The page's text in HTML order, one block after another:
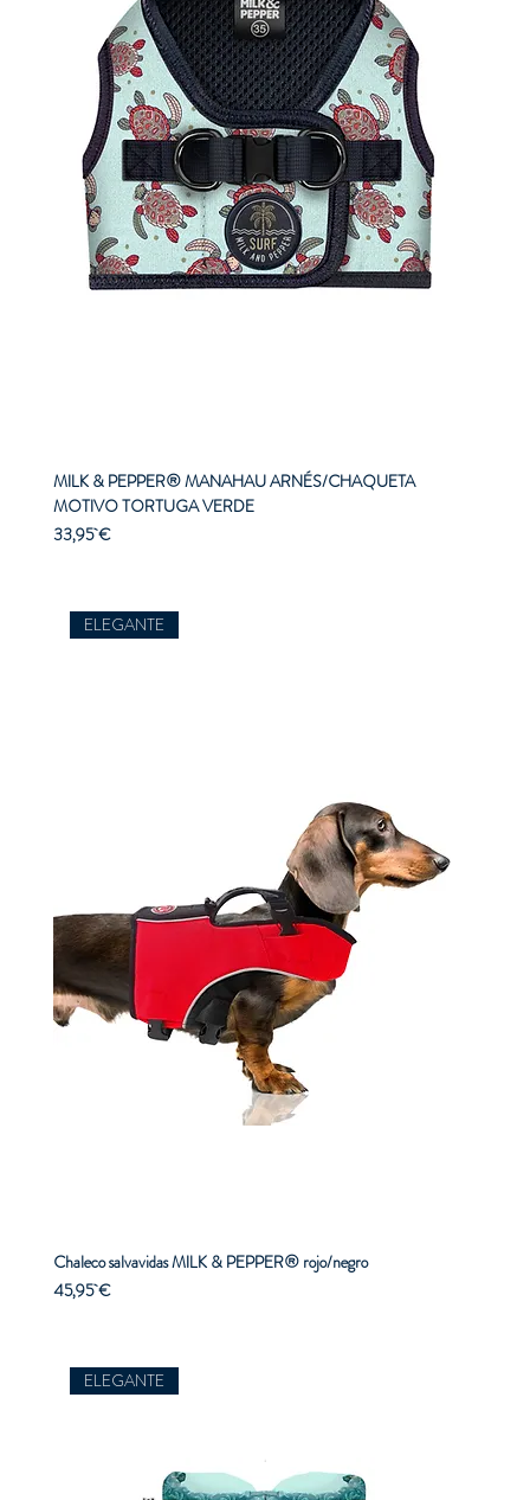
MILK & PEPPER® MANAHAU ARNÉS/CHAQUETA
MOTIVO TORTUGA VERDE
Precio
33,95 €
ELEGANTE
Chaleco salvavidas MILK & PEPPER® rojo/negro
Precio
45,95 €
ELEGANTE